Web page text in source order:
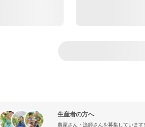
生産者の方へ
農家さん・漁師さんを募集しています!